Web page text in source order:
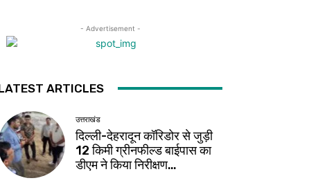
- Advertisement -
ARTICLES
उत्तराखंड
दिल्ली-देहरादून कॉरिडोर से जुड़ी
12 किमी ग्रीनफील्ड बाईपास का
डीएम ने किया निरीक्षण…